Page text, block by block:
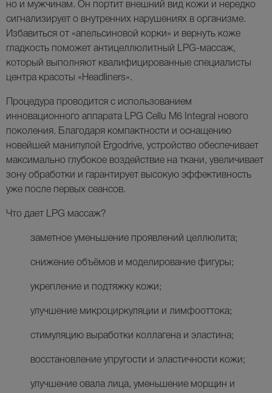
но и мужчинам. Он портит внешний вид кожи и нередко
сигнализирует о внутренних нарушениях в организме.
Избавиться от «апельсиновой корки» и вернуть коже
гладкость поможет антицеллюлитный LPG-массаж,
который выполняют квалифицированные специалисты
центра красоты «Headliners».
Процедура проводится с использованием
инновационного аппарата LPG Cellu M6 Integral
нового
поколения. Благодаря компактности и оснащению
новейшей манипулой Ergodrive, устройство обеспечивает
максимально глубокое воздействие на ткани, увеличивает
зону обработки и гарантирует высокую эффективность
уже после первых сеансов.
Что дает LPG массаж?
заметное уменьшение проявлений целлюлита;
снижение объёмов и моделирование фигуры;
укрепление и подтяжку кожи;
улучшение микроциркуляции и лимфооттока;
стимуляцию выработки коллагена и эластина;
восстановление упругости и эластичности кожи;
улучшение овала лица, уменьшение морщин и